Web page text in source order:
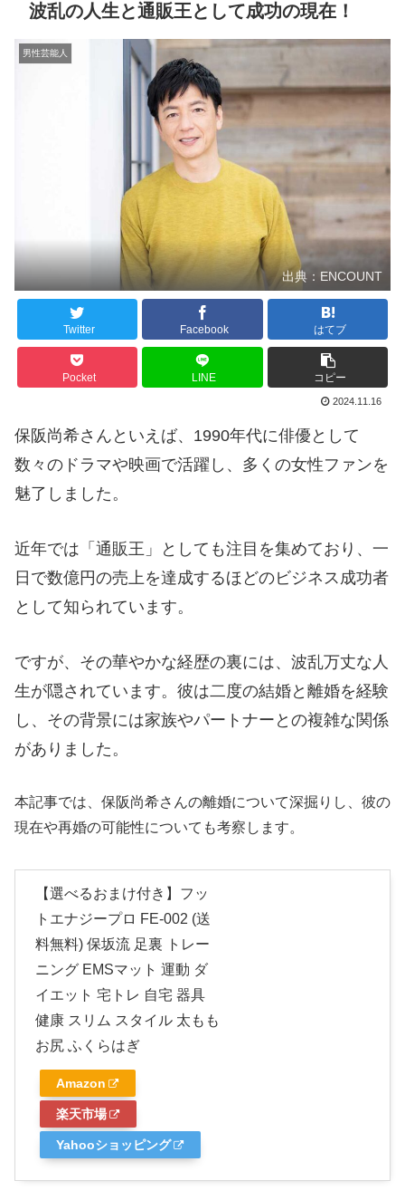
波乱の人生と通販王として成功の現在！
男性芸能人
出典：ENCOUNT
Twitter Facebook はてブ
Pocket LINE コピー
2024.11.16
保阪尚希さんといえば、1990年代に俳優として
数々のドラマや映画で活躍し、多くの女性ファンを
魅了しました。
近年では「通販王」としても注目を集めており、一
日で数億円の売上を達成するほどのビジネス成功者
として知られています。
ですが、その華やかな経歴の裏には、波乱万丈な人
生が隠されています。彼は二度の結婚と離婚を経験
し、その背景には家族やパートナーとの複雑な関係
がありました。
本記事では、保阪尚希さんの離婚について深掘りし、彼の
現在や再婚の可能性についても考察します。
【選べるおまけ付き】フッ
トエナジープロ FE-002 (送
料無料) 保坂流 足裏 トレー
ニング EMSマット 運動 ダ
イエット 宅トレ 自宅 器具
健康 スリム スタイル 太もも
お尻 ふくらはぎ
Amazon
楽天市場
Yahooショッピング